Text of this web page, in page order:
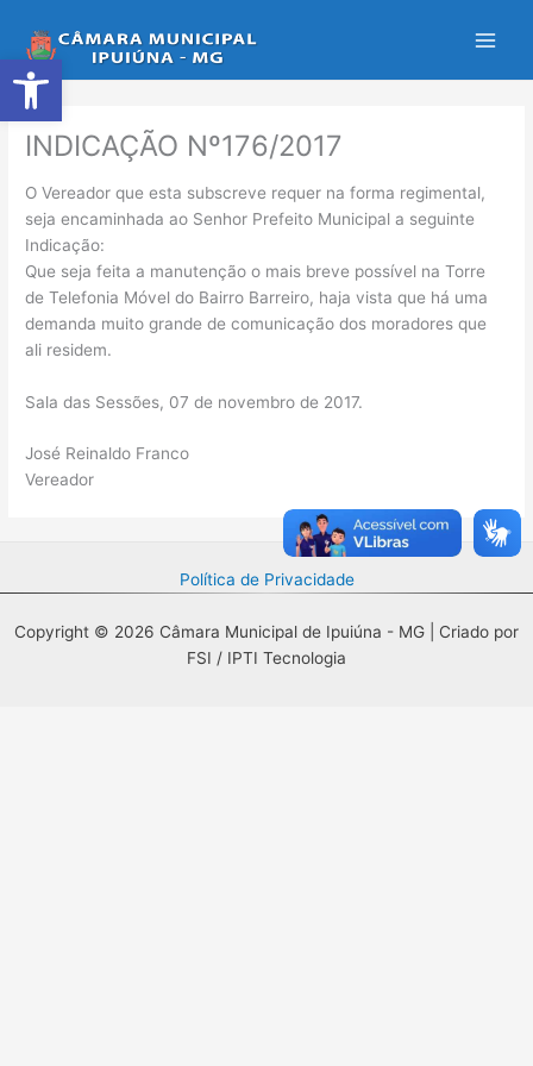
Abrir a barra de ferramentas
para
o
conteúdo
INDICAÇÃO Nº176/2017
O Vereador que esta subscreve requer na forma regimental,
seja encaminhada ao Senhor Prefeito Municipal a seguinte
Indicação:
Que seja feita a manutenção o mais breve possível na Torre
de Telefonia Móvel do Bairro Barreiro, haja vista que há uma
demanda muito grande de comunicação dos moradores que
ali residem.
Sala das Sessões, 07 de novembro de 2017.
José Reinaldo Franco
Vereador
Política de Privacidade
Copyright © 2026 Câmara Municipal de Ipuiúna - MG | Criado por
FSI / IPTI Tecnologia